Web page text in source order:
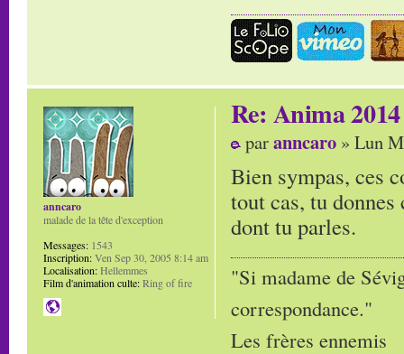
Re: Anima 2014
paranncaro » Lun
Bien sympas, ces
tout cas, tu
dont tu parles.
"Si madame de
correspondance."
Les frères ennemis
anncaro
malade de la tête d'exception
Messages: 1543
Inscription:Ven Sep 30, 2005 8:14 am
Localisation:Hellemmes
Film d'animation culte:Ring of fire